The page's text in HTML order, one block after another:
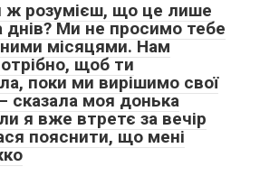
ж розумієш, що це лише
днів? Ми не просимо тебе
ними місяцями. Нам
щоб ти
поки ми вирішимо свої
сказала моя донька
я вже втретє за вечір
пояснити, що мені